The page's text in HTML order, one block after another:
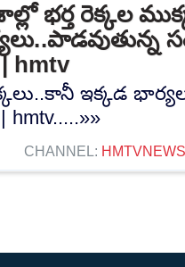
భర్త రెక్కల
hmtv
ఇక్కడ
hmtv.....»»
CHANNEL: HMTVNEWS